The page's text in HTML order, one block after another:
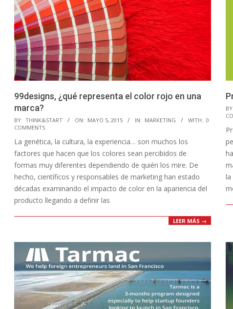
99designs, ¿qué representa el color rojo en una
marca?
2015-
05-
05
BY: THINK&START ON: MAYO 5, 2015 IN: MARKETING WITH: 0
COMMENTS
La genética, la cultura, la experiencia… son muchos los
factores que hacen que los colores sean percibidos de
formas muy diferentes dependiendo de quién los mire. De
hecho, científicos y responsables de marketing han estado
décadas examinando el impacto de color en la apariencia del
producto llegando a definir las
LEER MÁS →
22
BY:
la